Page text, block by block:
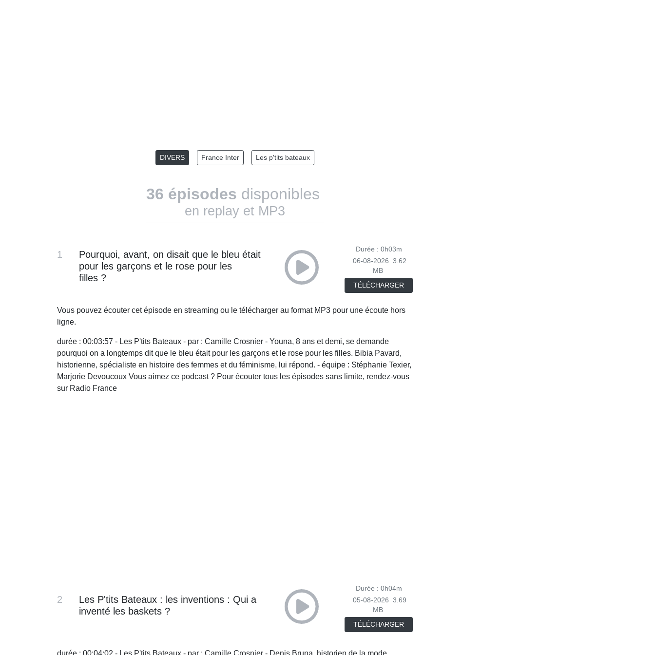
DIVERS France Inter Les p'tits bateaux
36 épisodes disponibles
en replay et MP3
1
Pourquoi, avant, on disait que le bleu était
pour les garçons et le rose pour les
filles ?
Durée : 0h03m
06-08-2026
3.62
MB
TÉLÉCHARGER
Vous pouvez écouter cet épisode en streaming ou le télécharger au format MP3 pour une écoute hors
ligne.
durée : 00:03:57 - Les P'tits Bateaux - par : Camille Crosnier - Youna, 8 ans et demi, se demande
pourquoi on a longtemps dit que le bleu était pour les garçons et le rose pour les filles. Bibia Pavard,
historienne, spécialiste en histoire des femmes et du féminisme, lui répond. - équipe : Stéphanie Texier,
Marjorie Devoucoux Vous aimez ce podcast ? Pour écouter tous les épisodes sans limite, rendez-vous
sur Radio France
2
Les P'tits Bateaux : les inventions : Qui a
inventé les baskets ?
Durée : 0h04m
05-08-2026
3.69
MB
TÉLÉCHARGER
durée : 00:04:02 - Les P'tits Bateaux - par : Camille Crosnier - Denis Bruna, historien de la mode,